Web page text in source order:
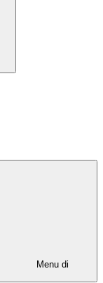
Menu di